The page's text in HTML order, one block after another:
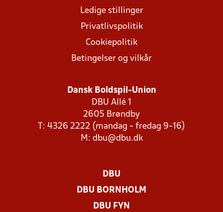
Ledige stillinger
Privatlivspolitik
Cookiepolitik
Betingelser og vilkår
Dansk Boldspil-Union
DBU Allé 1
2605 Brøndby
T: 4326 2222 (mandag - fredag 9-16)
M: dbu@dbu.dk
DBU
DBU BORNHOLM
DBU FYN